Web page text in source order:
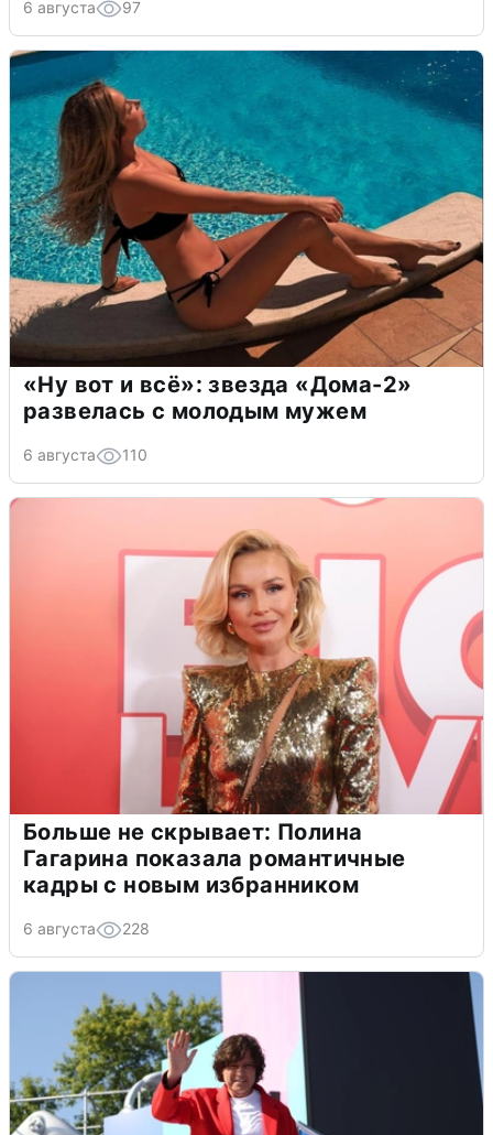
6 августа 97
«Ну вот и всё»: звезда «Дома-2»
развелась с молодым мужем
6 августа 110
Больше не скрывает: Полина
Гагарина показала романтичные
кадры с новым избранником
6 августа 228